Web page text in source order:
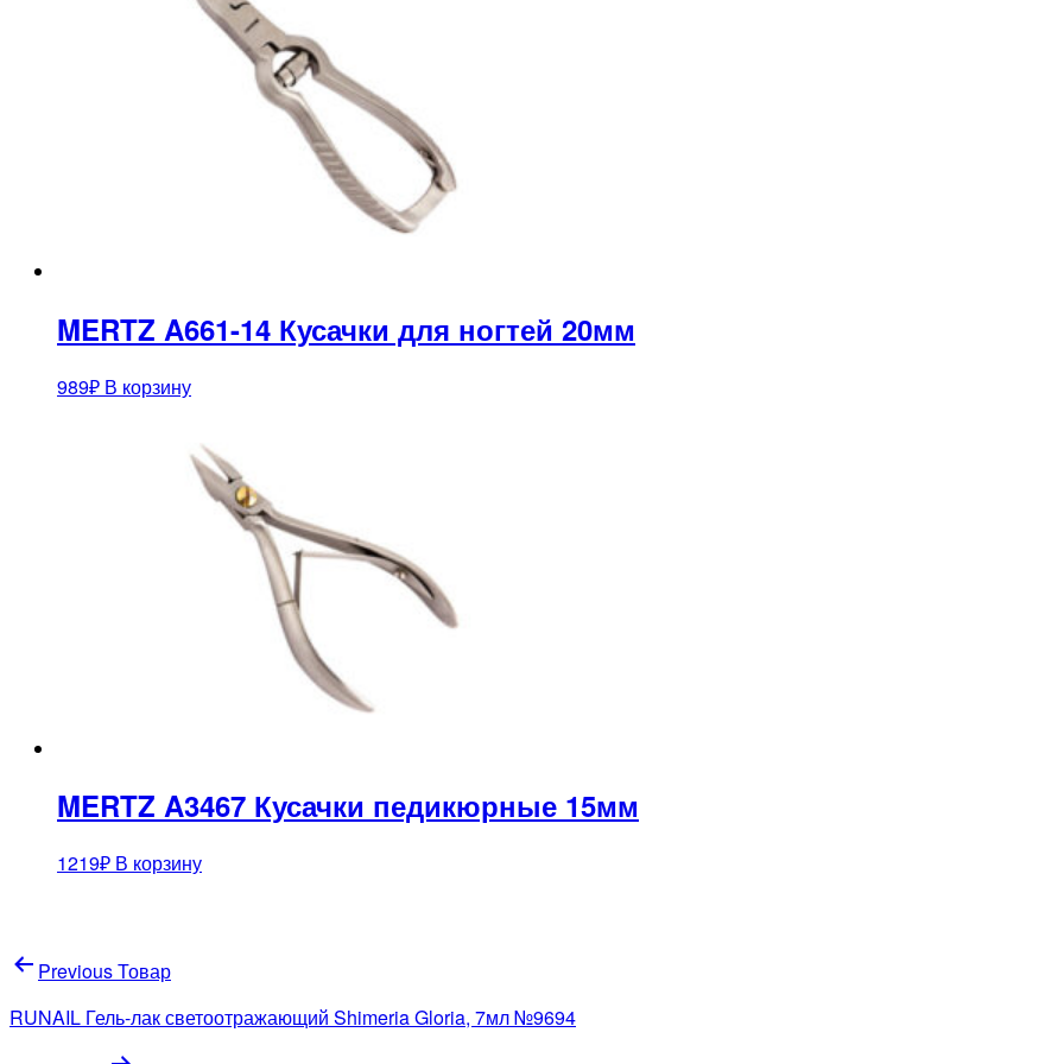
MERTZ A661-14 Кусачки для ногтей 20мм
989₽ В корзину
MERTZ A3467 Кусачки педикюрные 15мм
1219₽ В корзину
Навигация
по
записям
Previous Товар
RUNAIL Гель-лак светоотражающий Shimeria Gloria, 7мл №9694